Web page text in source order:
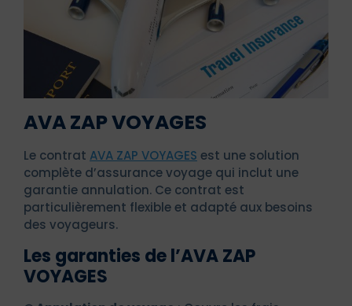
AVA ZAP VOYAGES
Le contrat AVA ZAP VOYAGES est une solution
complète d’assurance voyage qui inclut une
garantie annulation. Ce contrat est
particulièrement flexible et adapté aux besoins
des voyageurs.
Les garanties de l’AVA ZAP
VOYAGES